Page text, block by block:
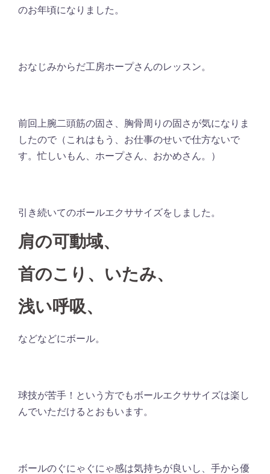
のお年頃になりました。
おなじみからだ工房ホープさんのレッスン。
前回上腕二頭筋の固さ、胸骨周りの固さが気になりま
したので（これはもう、お仕事のせいで仕方ないで
す。忙しいもん、ホープさん、おかめさん。）
引き続いてのボールエクササイズをしました。
肩の可動域、
首のこり、いたみ、
浅い呼吸、
などなどにボール。
球技が苦手！という方でもボールエクササイズは楽し
んでいただけるとおもいます。
ボールのぐにゃぐにゃ感は気持ちが良いし、手から優